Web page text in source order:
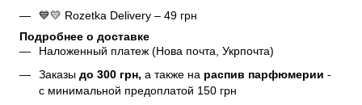
💙💛 Rozetka Delivery – 49 грн
Подробнее о доставке
Наложенный платеж (Нова почта, Укрпочта)
Заказы до 300 грн, а также на распив парфюмерии -
с минимальной предоплатой 150 грн